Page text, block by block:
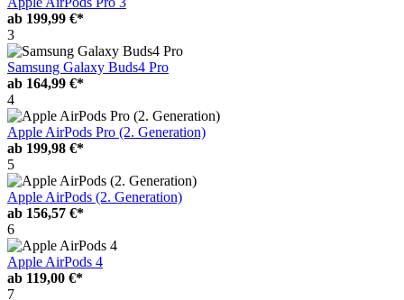
ab 199,99 €*
3
Samsung Galaxy Buds4 Pro
ab 164,99 €*
4
Apple AirPods Pro (2. Generation)
ab 199,98 €*
5
Apple AirPods (2. Generation)
ab 156,57 €*
6
Apple AirPods 4
ab 119,00 €*
7